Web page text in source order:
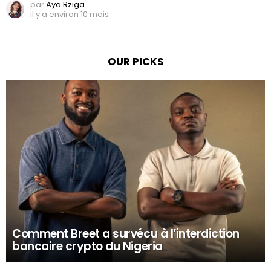
parAya Rziga
il y a environ 10 mois
OUR PICKS
Comment Breet a survécu à l’interdiction
bancaire crypto du Nigeria